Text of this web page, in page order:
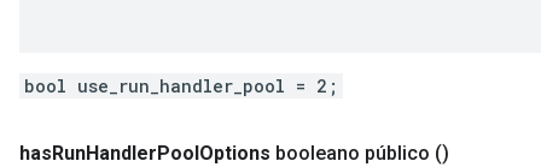
bool use_run_handler_pool = 2;
hasRunHandlerPoolOptions booleano público ()